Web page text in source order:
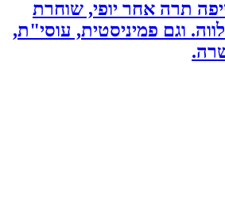
תרה אחר יופי, שוחרת
וגם פמיניסטית, עוסי"ת,